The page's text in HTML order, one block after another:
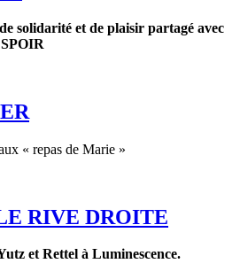
solidarité et de plaisir partagé avec
« repas de Marie »
RIVE DROITE
et Rettel à Luminescence.